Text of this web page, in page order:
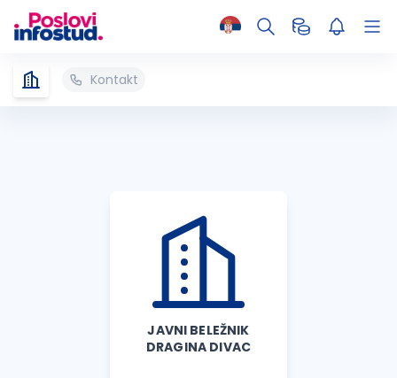
Kontakt
JAVNI BELEŽNIK
DRAGINA DIVAC